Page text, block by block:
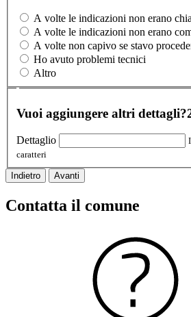
A volte le indicazioni non erano
A volte le indicazioni non erano
A volte non capivo se stavo
Ho avuto problemi tecnici
Altro
Vuoi aggiungere altri dettagli?
Dettaglio
caratteri
Indietro Avanti
Contatta il comune